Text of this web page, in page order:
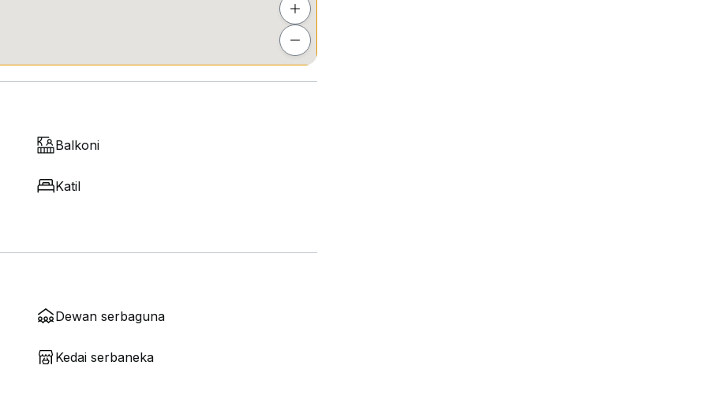
Balkoni
Katil
Dewan serbaguna
Kedai serbaneka